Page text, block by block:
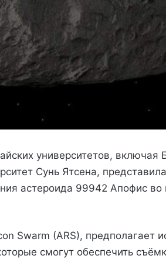
университетов, включая
Сунь Ятсена,
астероида 99942 Апофис во
Swarm (ARS), предполагает
смогут обеспечить